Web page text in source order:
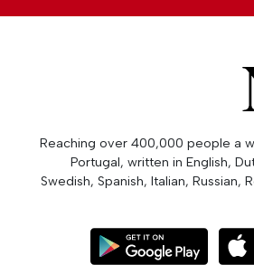
Reaching over 400,000 people a
Portugal, written in English,
Swedish, Spanish, Italian, Russian,